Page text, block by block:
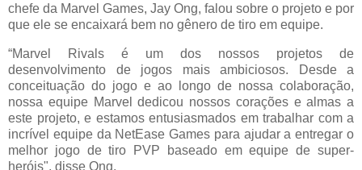
chefe da Marvel Games, Jay Ong, falou sobre o projeto e por
que ele se encaixará bem no gênero de tiro em equipe.
“Marvel Rivals é um dos nossos projetos de
desenvolvimento de jogos mais ambiciosos. Desde a
conceituação do jogo e ao longo de nossa colaboração,
nossa equipe Marvel dedicou nossos corações e almas a
este projeto, e estamos entusiasmados em trabalhar com a
incrível equipe da NetEase Games para ajudar a entregar o
melhor jogo de tiro PVP baseado em equipe de super-
heróis", disse Ong.